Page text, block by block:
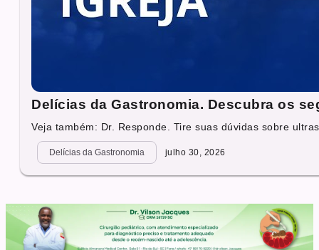
Delícias da Gastronomia. Descubra os
Veja também: Dr. Responde. Tire suas dúvidas sobre
Delícias da Gastronomia julho 30, 2026